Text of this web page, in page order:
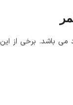
باشد. برخی از این